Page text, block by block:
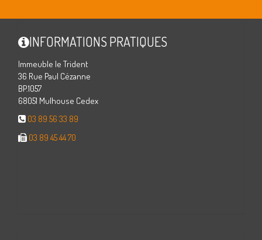
INFORMATIONS PRATIQUES
Immeuble le Trident
36 Rue Paul Cézanne
BP.1057
68051 Mulhouse Cedex
03 89 56 33 89
03 89 45 44 70